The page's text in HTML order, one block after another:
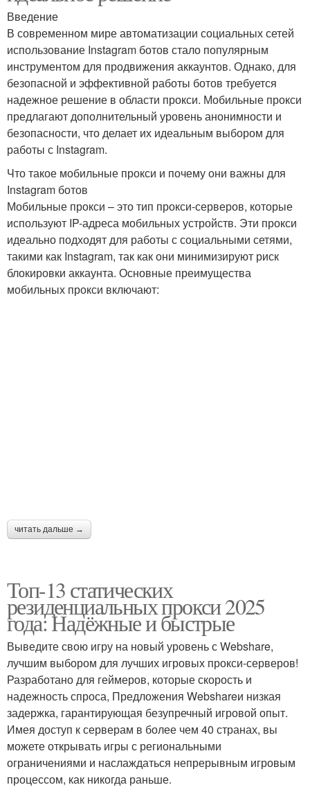
Введение
В современном мире автоматизации социальных сетей
использование Instagram ботов стало популярным
инструментом для продвижения аккаунтов. Однако, для
безопасной и эффективной работы ботов требуется
надежное решение в области прокси. Мобильные прокси
предлагают дополнительный уровень анонимности и
безопасности, что делает их идеальным выбором для
работы с Instagram.
Что такое мобильные прокси и почему они важны для
Instagram ботов
Мобильные прокси – это тип прокси-серверов, которые
используют IP-адреса мобильных устройств. Эти прокси
идеально подходят для работы с социальными сетями,
такими как Instagram, так как они минимизируют риск
блокировки аккаунта. Основные преимущества
мобильных прокси включают:
читать дальше →
Топ-13 статических
резиденциальных прокси 2025
года: Надёжные и быстрые
Выведите свою игру на новый уровень с Webshare,
лучшим выбором для лучших игровых прокси-серверов!
Разработано для геймеров, которые скорость и
надежность спроса, Предложения Webshareи низкая
задержка, гарантирующая безупречный игровой опыт.
Имея доступ к серверам в более чем 40 странах, вы
можете открывать игры с региональными
ограничениями и наслаждаться непрерывным игровым
процессом, как никогда раньше.